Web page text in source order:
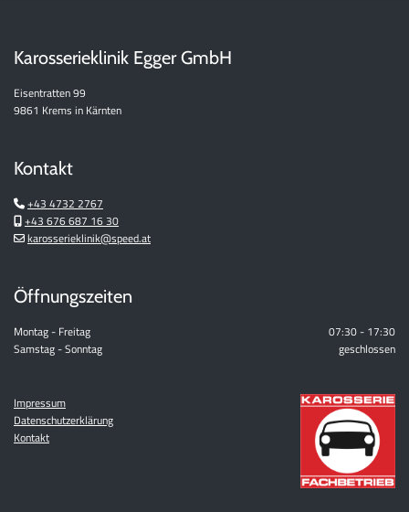
Karosserieklinik Egger GmbH
Eisentratten 99
9861 Krems in Kärnten
Kontakt
 +43 4732 2767
 +43 676 687 16 30
 karosserieklinik@speed.at
Öffnungszeiten
Montag - Freitag
07:30 - 17:30
Samstag - Sonntag
geschlossen
Impressum
Datenschutzerklärung
Kontakt